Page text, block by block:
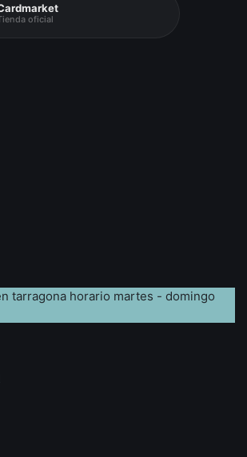
oficial
tarragona horario martes - domingo